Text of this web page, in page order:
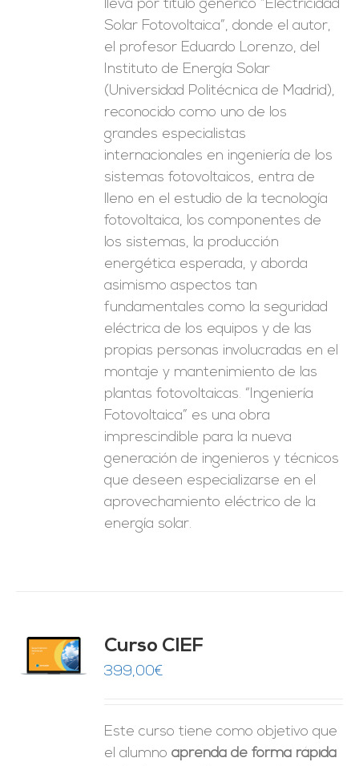
lleva por título genérico “Electricidad
Solar Fotovoltaica”, donde el autor,
el profesor Eduardo Lorenzo, del
Instituto de Energía Solar
(Universidad Politécnica de Madrid),
reconocido como uno de los
grandes especialistas
internacionales en ingeniería de los
sistemas fotovoltaicos, entra de
lleno en el estudio de la tecnología
fotovoltaica, los componentes de
los sistemas, la producción
energética esperada, y aborda
asimismo aspectos tan
fundamentales como la seguridad
eléctrica de los equipos y de las
propias personas involucradas en el
montaje y mantenimiento de las
plantas fotovoltaicas. “Ingeniería
Fotovoltaica” es una obra
imprescindible para la nueva
generación de ingenieros y técnicos
que deseen especializarse en el
aprovechamiento eléctrico de la
energía solar.
Curso CIEF
399,00€
Este curso tiene como objetivo que
el alumnoaprenda de forma rápida